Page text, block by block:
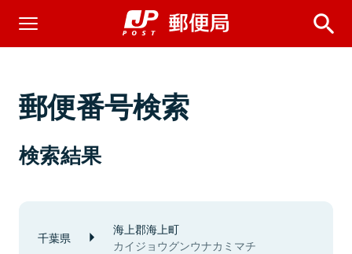
郵便番号検索
検索結果
千葉県 海上郡海上町
カイジョウグンウナカミマチ